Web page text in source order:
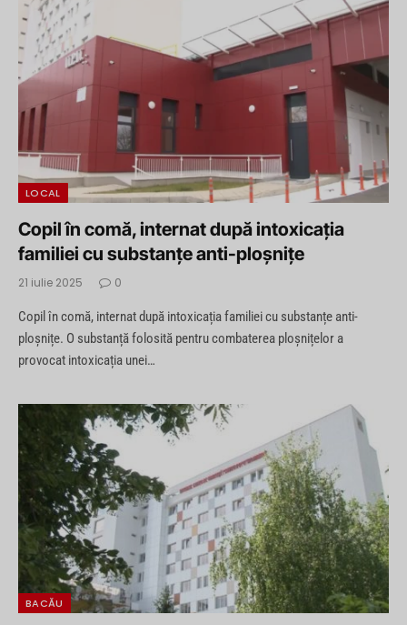
LOCAL
Copil în comă, internat după intoxicația
familiei cu substanțe anti-ploșnițe
21 iulie 2025 0
Copil în comă, internat după intoxicația familiei cu substanțe anti-
ploșnițe. O substanță folosită pentru combaterea ploșnițelor a
provocat intoxicația unei…
BACĂU